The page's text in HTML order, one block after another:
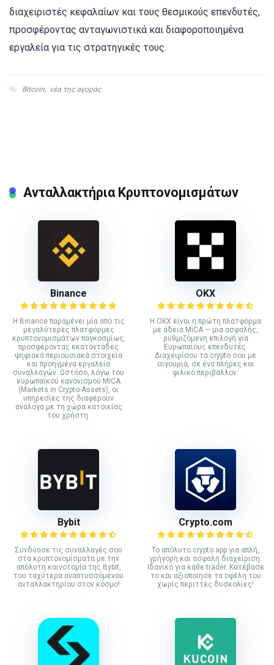
διαχειριστές κεφαλαίων και τους θεσμικούς επενδυτές,
προσφέροντας ανταγωνιστικά και διαφοροποιημένα
εργαλεία για τις στρατηγικές τους.
Bitcoin, νέα της αγοράς
Ανταλλακτήρια Κρυπτονομισμάτων
Binance
Η Binance παραμένει μία από τις
μεγαλύτερες πλατφόρμες
κρυπτονομισμάτων παγκοσμίως,
προσφέροντας εκατοντάδες
ψηφιακά περιουσιακά στοιχεία
και προηγμένα εργαλεία
συναλλαγών. Ωστόσο, λόγω του
ευρωπαϊκού κανονισμού MiCA
(Markets in Crypto-Assets), οι
υπηρεσίες της διαφέρουν
ανάλογα με τη χώρα κατοικίας
του χρήστη.
ΟΚΧ
Η OKX είναι η πρώτη πλατφόρμα
με άδεια MiCA — μια ασφαλής,
ρυθμιζόμενη επιλογή για
Ευρωπαίους επενδυτές.
Διαχειρίσου τα crypto σου με
σιγουριά, σε ένα πλήρες και
φιλικό περιβάλλον.
Bybit
Συνδύασε τις συναλλαγές σου
στα κρυπτονομίσματα με την
απόλυτη καινοτομία της Bybit,
του ταχύτερα αναπτυσσόμενου
ανταλλακτηρίου στον κόσμο!
Crypto.com
Το απόλυτο crypto app για απλή,
γρήγορη και ασφαλή διαχείριση.
Ιδανικό για κάθε trader. Κατέβασε
το και αξιοποίησε τα οφέλη του
χωρίς περιττές δυσκολίες!